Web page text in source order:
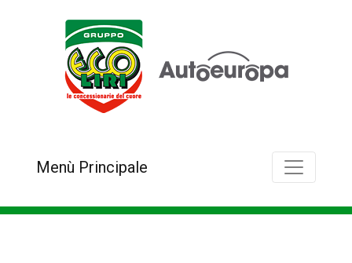
Menù Principale